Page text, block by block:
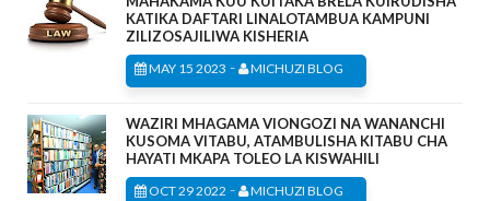
KATIKA DAFTARI LINALOTAMBUA KAMPUNI
ZILIZOSAJILIWA KISHERIA
MAY 15 2023 - MICHUZI BLOG
WAZIRI MHAGAMA VIONGOZI NA WANANCHI
KUSOMA VITABU, ATAMBULISHA KITABU CHA
HAYATI MKAPA TOLEO LA KISWAHILI
OCT 29 2022 - MICHUZI BLOG